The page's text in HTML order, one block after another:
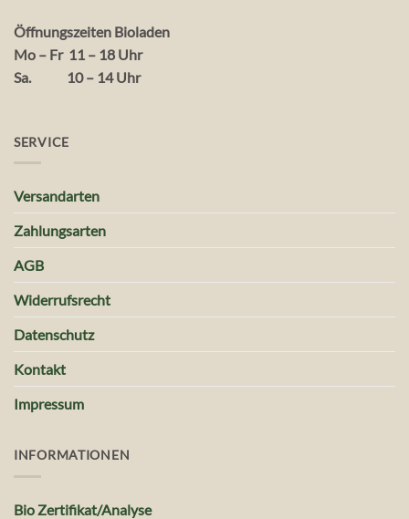
Öffnungszeiten Bioladen
Mo – Fr 11 – 18 Uhr
Sa. 10 – 14 Uhr
SERVICE
Versandarten
Zahlungsarten
AGB
Widerrufsrecht
Datenschutz
Kontakt
Impressum
INFORMATIONEN
Bio Zertifikat/Analyse